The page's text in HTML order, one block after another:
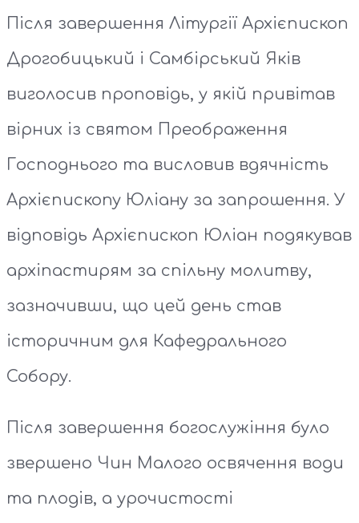
Після завершення Літургії Архієпископ
Дрогобицький і Самбірський Яків
виголосив проповідь, у якій привітав
вірних із святом Преображення
Господнього та висловив вдячність
Архієпископу Юліану за запрошення. У
відповідь Архієпископ Юліан подякував
архіпастирям за спільну молитву,
зазначивши, що цей день став
історичним для Кафедрального
Собору.
Після завершення богослужіння було
звершено Чин Малого освячення води
та плодів, а урочистості